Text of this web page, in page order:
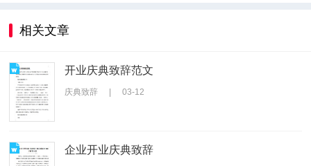
相关文章
开业庆典致辞范文
庆典致辞 03-12
企业开业庆典致辞